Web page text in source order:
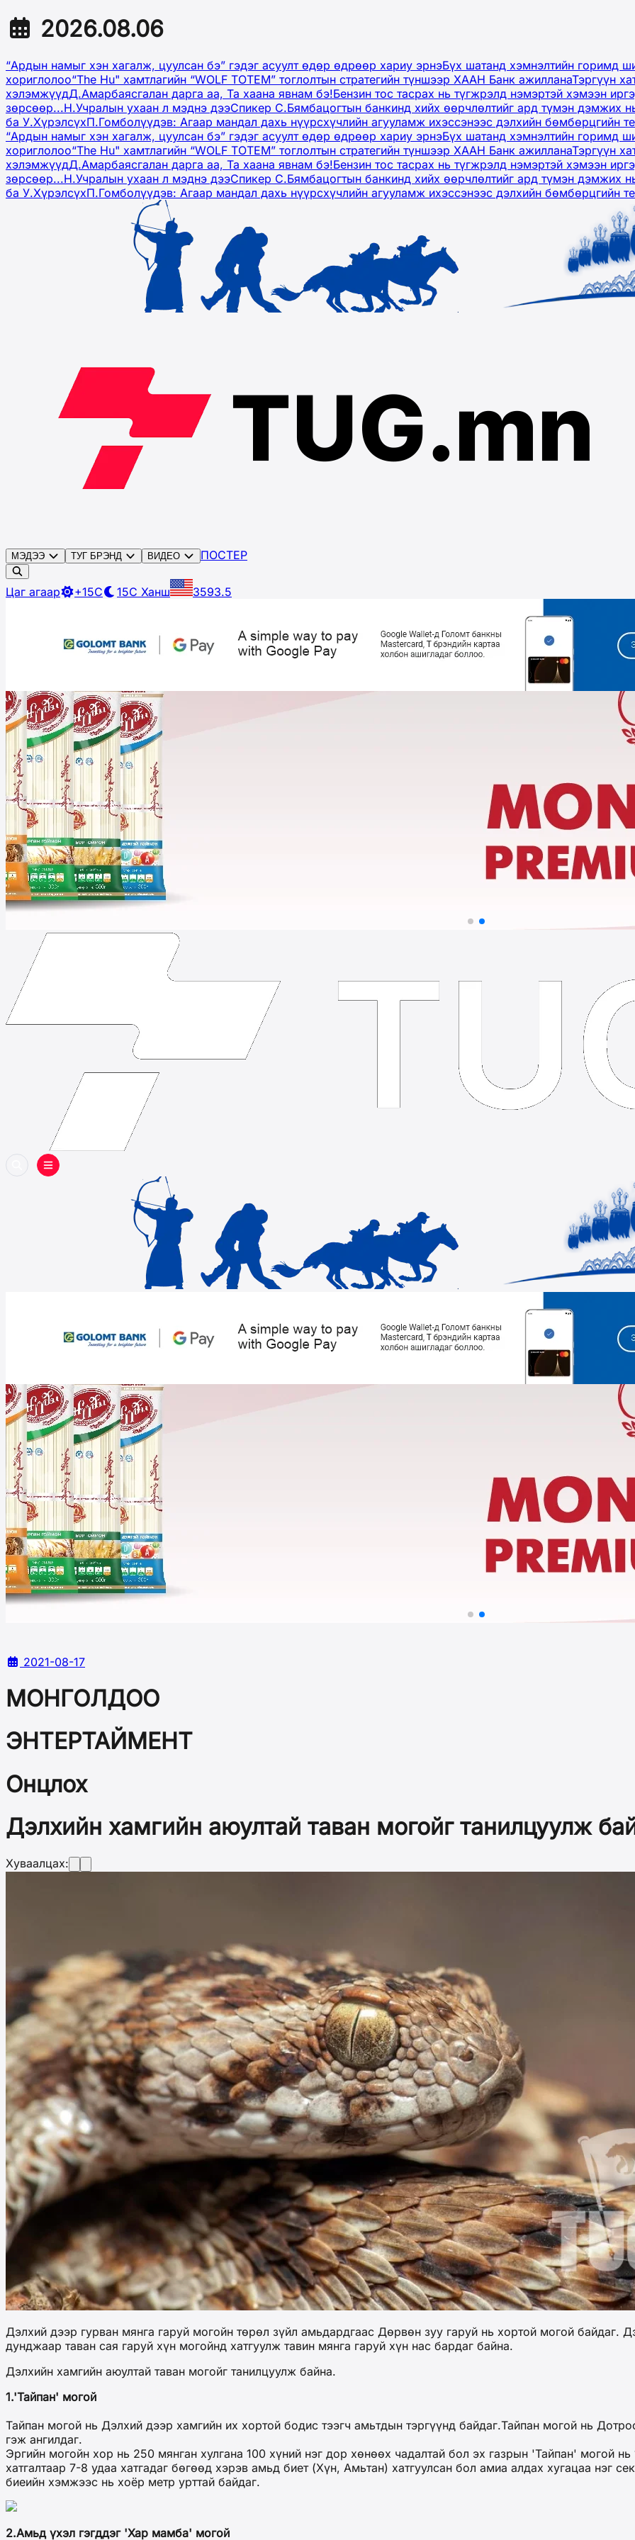
2026.08.06
“Ардын намыг хэн хагалж, цуулсан бэ” гэдэг асуулт өдөр өдрөөр хариу эрнэБүх шатанд хэмнэлтийн горимд
хориглолоо“The Hu" хамтлагийн “WOLF TOTEM” тоглолтын стратегийн түншээр ХААН Банк ажилланаТэргүүн
хэлэмжүүдД.Амарбаясгалан дарга аа, Та хаана явнам бэ!Бензин тос тасрах нь түгжрэлд нэмэртэй хэмээн
зөрсөөр...Н.Учралын ухаан л мэднэ дээСпикер С.Бямбацогтын банкинд хийх өөрчлөлтийг ард түмэн дэмжих
ба У.ХүрэлсүхП.Гомболүүдэв: Агаар мандал дахь нүүрсхүчлийн агууламж ихэссэнээс дэлхийн бөмбөрцгийн
“Ардын намыг хэн хагалж, цуулсан бэ” гэдэг асуулт өдөр өдрөөр хариу эрнэБүх шатанд хэмнэлтийн горимд
хориглолоо“The Hu" хамтлагийн “WOLF TOTEM” тоглолтын стратегийн түншээр ХААН Банк ажилланаТэргүүн
хэлэмжүүдД.Амарбаясгалан дарга аа, Та хаана явнам бэ!Бензин тос тасрах нь түгжрэлд нэмэртэй хэмээн
зөрсөөр...Н.Учралын ухаан л мэднэ дээСпикер С.Бямбацогтын банкинд хийх өөрчлөлтийг ард түмэн дэмжих
ба У.ХүрэлсүхП.Гомболүүдэв: Агаар мандал дахь нүүрсхүчлийн агууламж ихэссэнээс дэлхийн бөмбөрцгийн
МЭДЭЭ ТУГ БРЭНД ВИДЕО ПОСТЕР
Цаг агаар +15C 15C Ханш 3593.5
2021-08-17
МОНГОЛДОО
ЭНТЕРТАЙМЕНТ
Онцлох
Дэлхийн хамгийн аюултай таван могойг танилцуулж
Хуваалцах:
Дэлхий дээр гурван мянга гаруй могойн төрөл зүйл амьдардгаас Дөрвөн зуу гаруй нь хортой могой байдаг.
дунджаар таван сая гаруй хүн могойнд хатгуулж тавин мянга гаруй хүн нас бардаг байна.
Дэлхийн хамгийн аюултай таван могойг танилцуулж байна.
1.'Тайпан' могой
Тайпан могой нь Дэлхий дээр хамгийн их хортой бодис тээгч амьтдын тэргүүнд байдаг.Тайпан могой нь
гэж ангилдаг.
Эргийн могойн хор нь 250 мянган хулгана 100 хүний нэг дор хөнөөх чадалтай бол эх газрын 'Тайпан' могой нь
хатгалтаар 7-8 удаа хатгадаг бөгөөд хэрэв амьд биет (Хүн, Амьтан) хатгуулсан бол амиа алдах хугацаа нэг
биеийн хэмжээс нь хоёр метр урттай байдаг.
2.Амьд үхэл гэгддэг 'Хар мамба' могой